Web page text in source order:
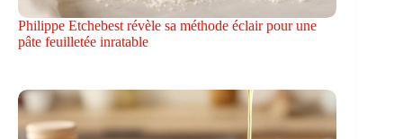
Philippe Etchebest révèle sa méthode éclair pour une
pâte feuilletée inratable